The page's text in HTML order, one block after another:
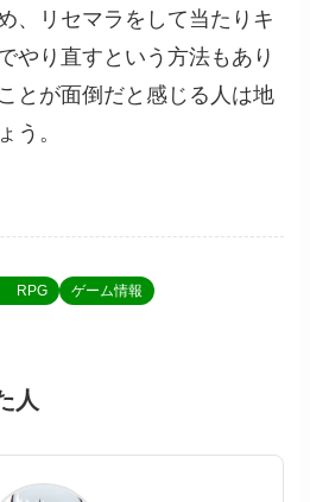
、リセマラをして当たりキ
やり直すという方法もあり
とが面倒だと感じる人は地
う。
RPG ゲーム情報
人